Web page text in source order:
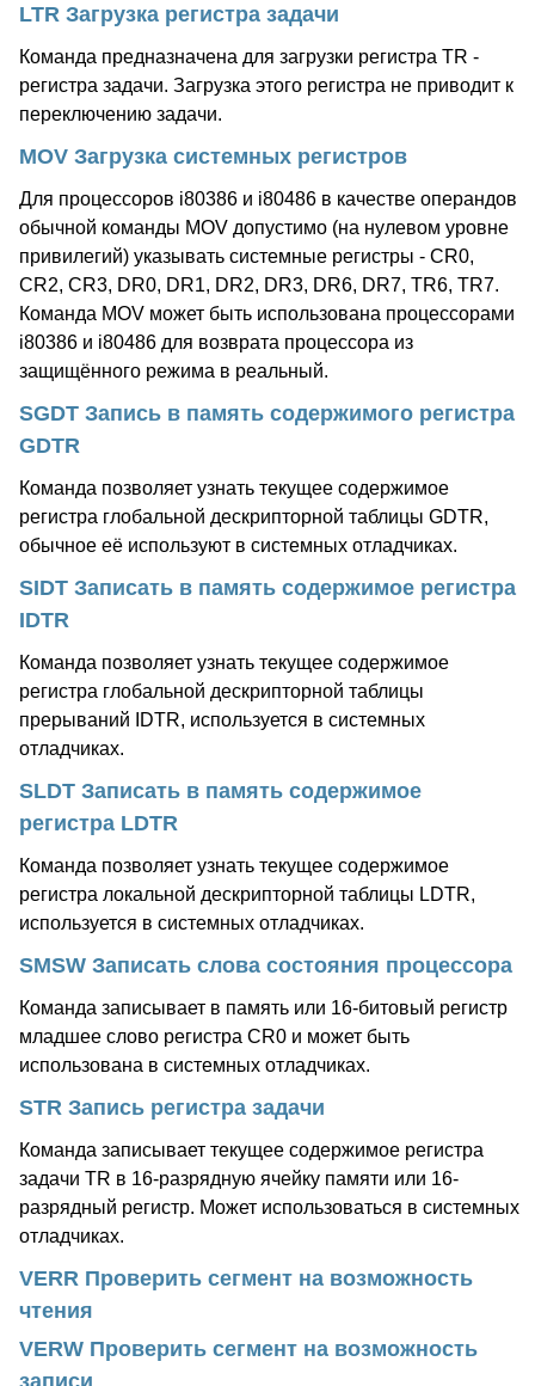
LTR Загрузка регистра задачи
Команда предназначена для загрузки регистра TR -
регистра задачи. Загрузка этого регистра не приводит к
переключению задачи.
MOV Загрузка системных регистров
Для процессоров i80386 и i80486 в качестве операндов
обычной команды MOV допустимо (на нулевом уровне
привилегий) указывать системные регистры - CR0,
CR2, CR3, DR0, DR1, DR2, DR3, DR6, DR7, TR6, TR7.
Команда MOV может быть использована процессорами
i80386 и i80486 для возврата процессора из
защищённого режима в реальный.
SGDT Запись в память содержимого регистра
GDTR
Команда позволяет узнать текущее содержимое
регистра глобальной дескрипторной таблицы GDTR,
обычное её используют в системных отладчиках.
SIDT Записать в память содержимое регистра
IDTR
Команда позволяет узнать текущее содержимое
регистра глобальной дескрипторной таблицы
прерываний IDTR, используется в системных
отладчиках.
SLDT Записать в память содержимое
регистра LDTR
Команда позволяет узнать текущее содержимое
регистра локальной дескрипторной таблицы LDTR,
используется в системных отладчиках.
SMSW Записать слова состояния процессора
Команда записывает в память или 16-битовый регистр
младшее слово регистра CR0 и может быть
использована в системных отладчиках.
STR Запись регистра задачи
Команда записывает текущее содержимое регистра
задачи TR в 16-разрядную ячейку памяти или 16-
разрядный регистр. Может использоваться в системных
отладчиках.
VERR Проверить сегмент на возможность
чтения
VERW Проверить сегмент на возможность
записи